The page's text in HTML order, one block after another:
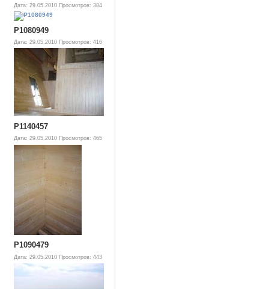
Дата: 29.05.2010 Просмотров: 384
P1080949
Дата: 29.05.2010 Просмотров: 416
P1140457
Дата: 29.05.2010 Просмотров: 465
P1090479
Дата: 29.05.2010 Просмотров: 443